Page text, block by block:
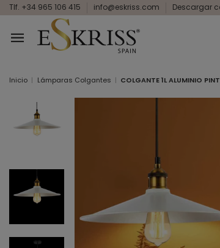
Tlf. +34 965 106 415 info@eskriss.com Descargar
Inicio Lámparas Colgantes COLGANTE 1L ALUMINIO